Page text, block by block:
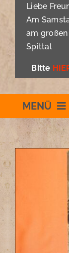
Liebe
Am
am
Spittal
Bitte
MENÜ